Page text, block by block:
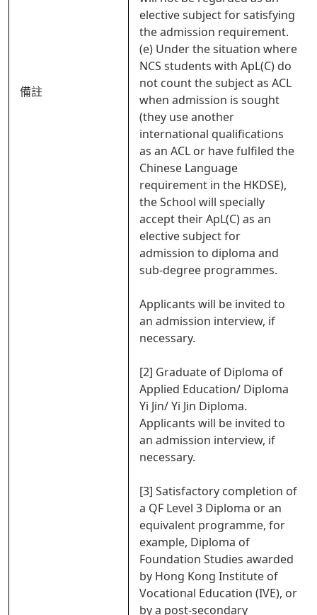
備註
elective subject for satisfying
the admission requirement.
(e) Under the situation where
NCS students with ApL(C) do
not count the subject as ACL
when admission is sought
(they use another
international qualifications
as an ACL or have fulfiled the
Chinese Language
requirement in the HKDSE),
the School will specially
accept their ApL(C) as an
elective subject for
admission to diploma and
sub-degree programmes.
Applicants will be invited to
an admission interview, if
necessary.
[2] Graduate of Diploma of
Applied Education/ Diploma
Yi Jin/ Yi Jin Diploma.
Applicants will be invited to
an admission interview, if
necessary.
[3] Satisfactory completion of
a QF Level 3 Diploma or an
equivalent programme, for
example, Diploma of
Foundation Studies awarded
by Hong Kong Institute of
Vocational Education (IVE), or
by a post-secondary